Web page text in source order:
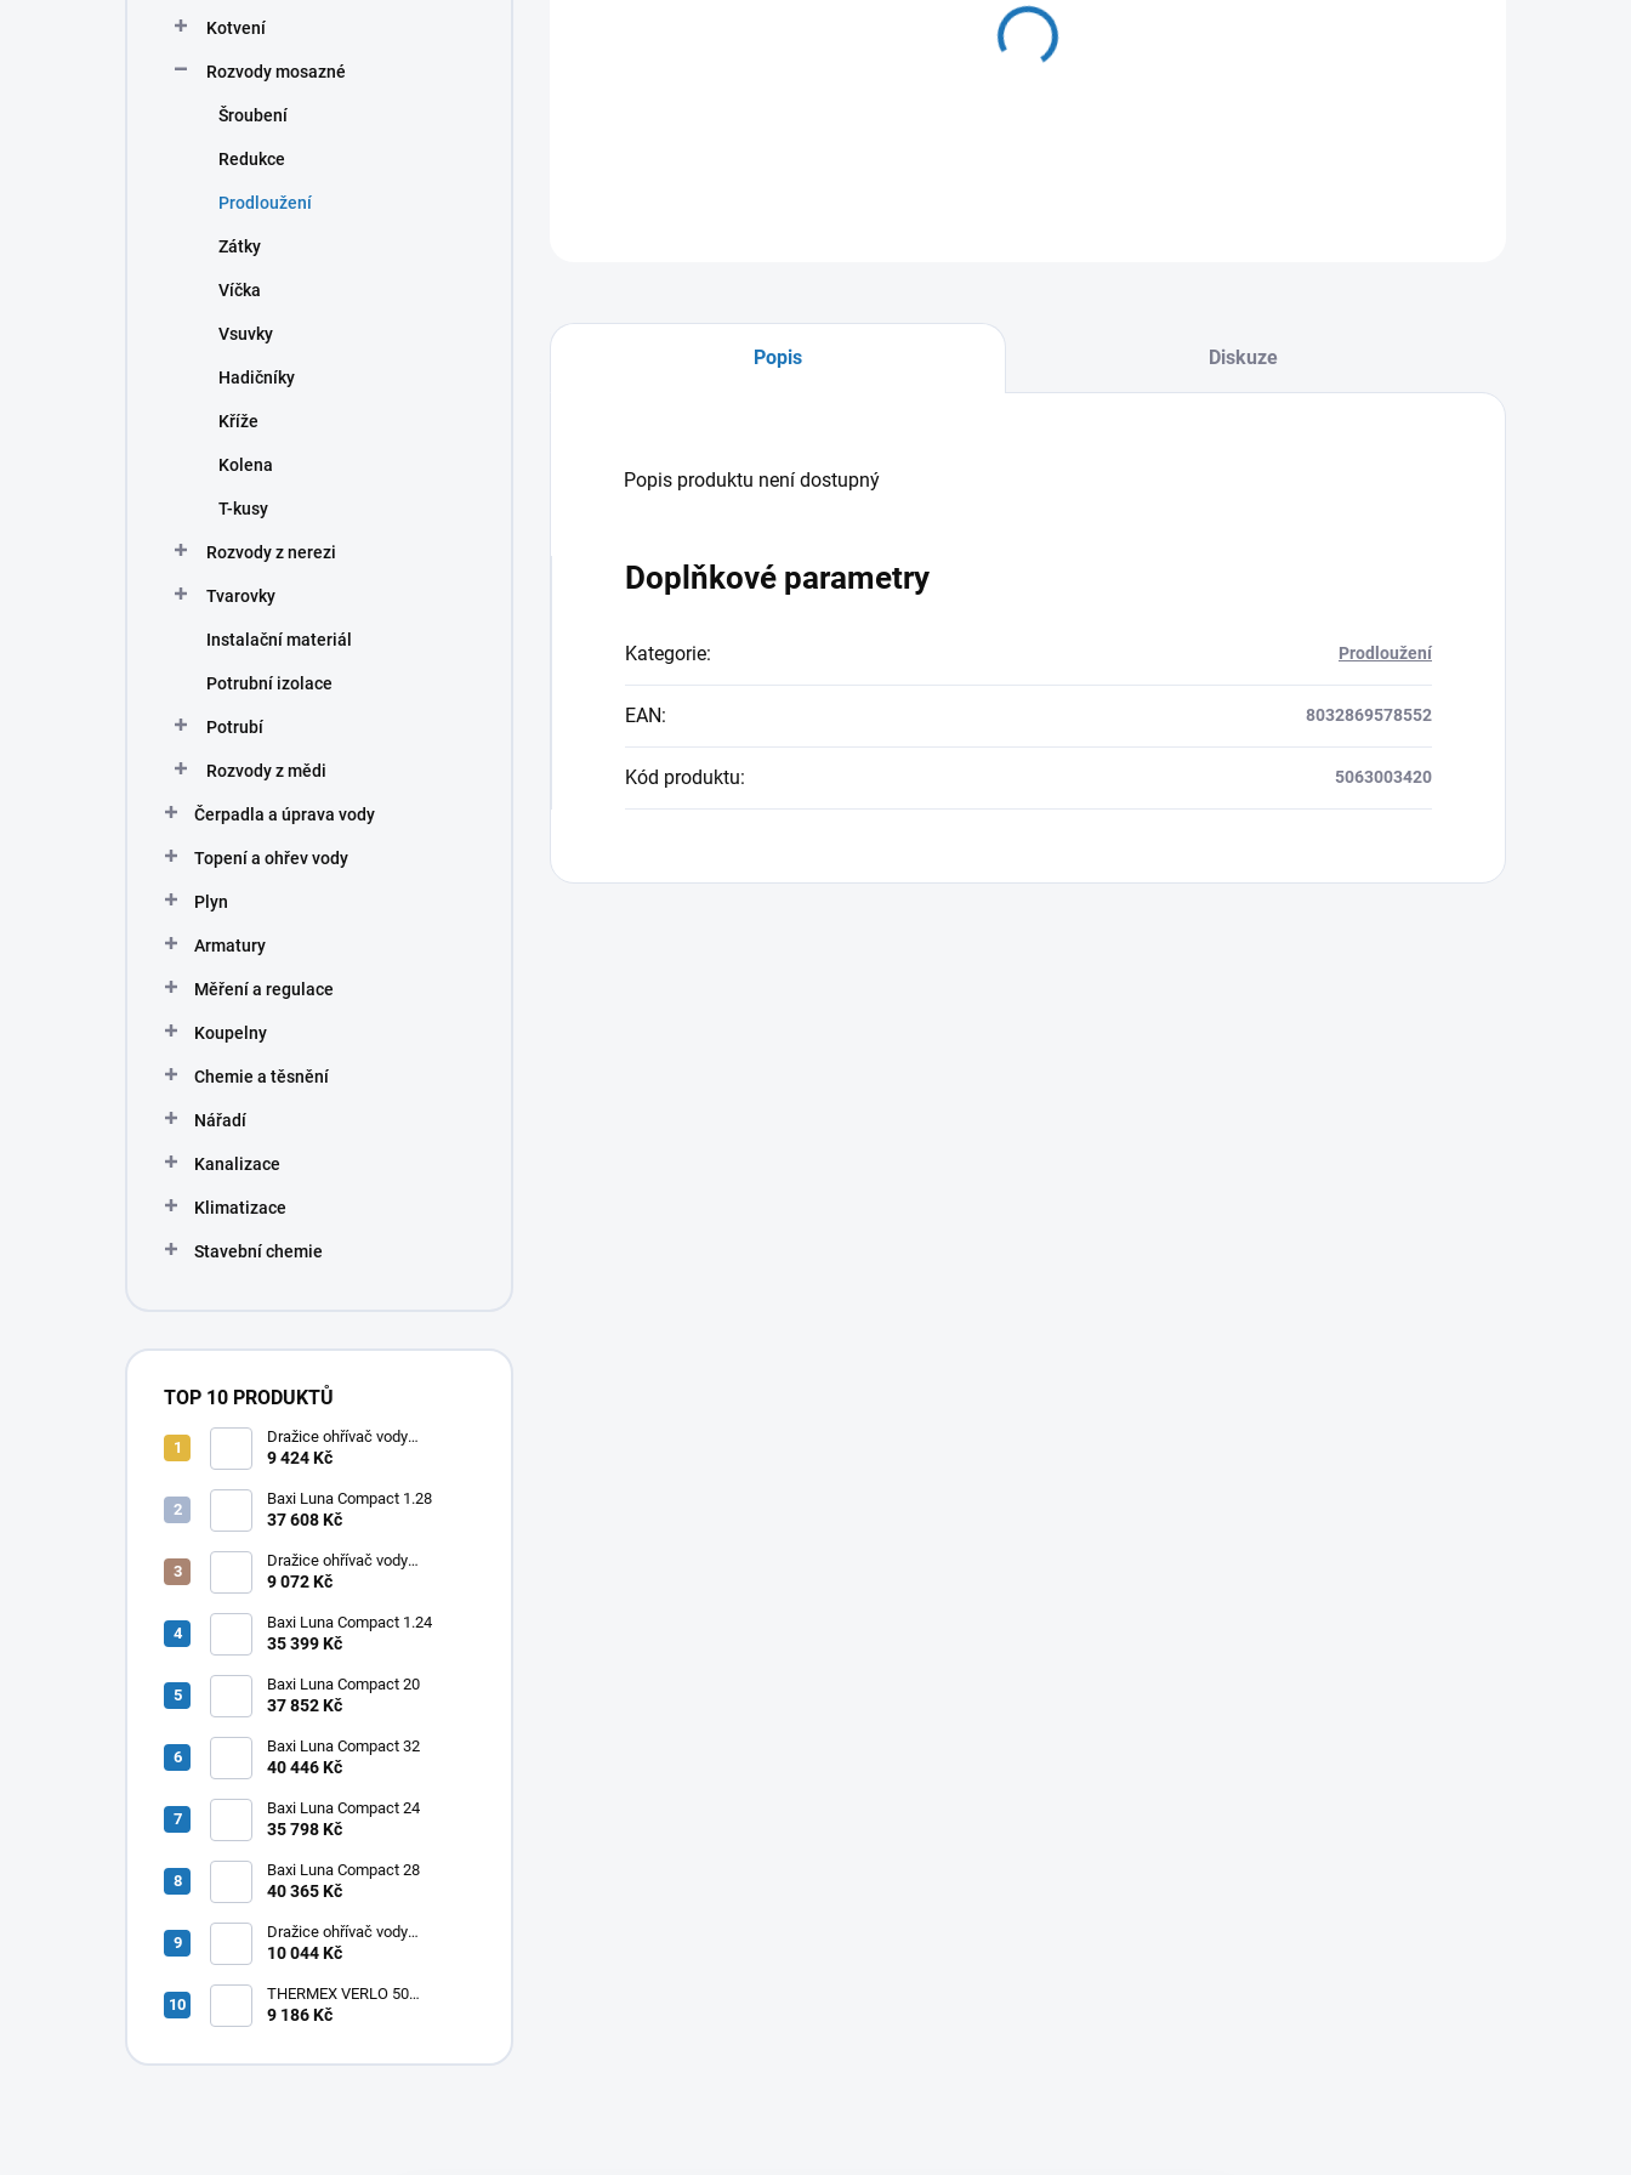
Kotvení
Rozvody mosazné
Šroubení
Redukce
Prodloužení
Zátky
Víčka
Vsuvky
Hadičníky
Kříže
Kolena
T-kusy
Rozvody z nerezi
Tvarovky
Instalační materiál
Potrubní izolace
Potrubí
Rozvody z mědi
Čerpadla a úprava vody
Topení a ohřev vody
Plyn
Armatury
Měření a regulace
Koupelny
Chemie a těsnění
Nářadí
Kanalizace
Klimatizace
Stavební chemie
TOP 10 PRODUKTŮ
Dražice ohřívač vody
elektrický svislý OKHE ONE/E
9 424 Kč
Baxi Luna Compact 1.28
37 608 Kč
Dražice ohřívač vody
elektrický svislý OKHE ONE/E
9 072 Kč
Baxi Luna Compact 1.24
35 399 Kč
Baxi Luna Compact 20
37 852 Kč
Baxi Luna Compact 32
40 446 Kč
Baxi Luna Compact 24
35 798 Kč
Baxi Luna Compact 28
40 365 Kč
Dražice ohřívač vody
elektrický svislý OKHE ONE/E
10 044 Kč
THERMEX VERLO 50
elektrický ohřívač vody
9 186 Kč
DO:
10.8.2026
Popis Diskuze
Popis produktu není dostupný
Doplňkové parametry
Kategorie: Prodloužení
EAN: 8032869578552
Kód produktu: 5063003420